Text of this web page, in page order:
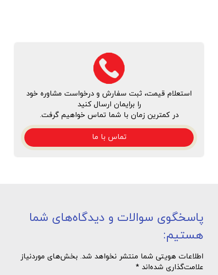
استعلام قیمت، ثبت سفارش و درخواست مشاوره خود
را برایمان ارسال کنید
در کمترین زمان با شما تماس خواهیم گرفت.
تماس با ما
پاسخگوی سوالات و دیدگاه‌های شما
هستیم:
اطلاعات هویتی شما منتشر نخواهد شد. بخش‌های موردنیاز
علامت‌گذاری شده‌اند *